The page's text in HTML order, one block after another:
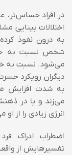
در افراد حساس‌تر،
اختلالات بینایی
به درون نفوذ
شخص نسبت به
می‌شود. نسبت به
دیگران رویکرد
به شدت افزایش
می‌زند و یا در
انرژی زیادی را از
اضطراب ادراک
تفسیرهایش از